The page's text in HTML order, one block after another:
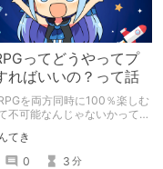
ってどうやってプ
ればいいの？って話
を両方同時に100％楽しむ
不可能なんじゃないかって思
よ
てき
0 3 分